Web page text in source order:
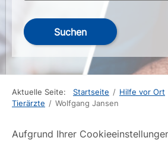
Suchen
Aktuelle Seite: Startseite / Hilfe vor Ort
Tierärzte / Wolfgang Jansen
Aufgrund Ihrer